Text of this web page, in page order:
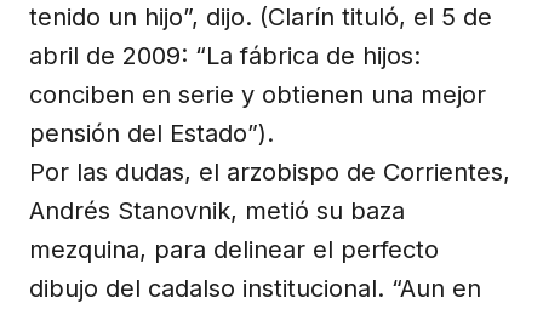
tenido un hijo”, dijo. (Clarín tituló, el 5 de
abril de 2009: “La fábrica de hijos:
conciben en serie y obtienen una mejor
pensión del Estado”).
Por las dudas, el arzobispo de Corrientes,
Andrés Stanovnik, metió su baza
mezquina, para delinear el perfecto
dibujo del cadalso institucional. “Aun en